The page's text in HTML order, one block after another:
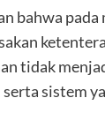
bahwa
tidak
serta sistem